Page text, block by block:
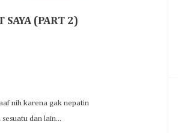
SAYA (PART 2)
nih karena gak nepatin
dan lain...